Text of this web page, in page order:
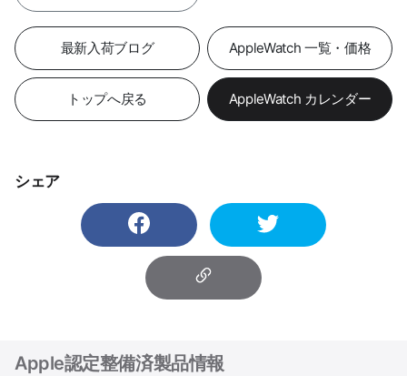
最新入荷ブログ AppleWatch 一覧・価格
トップへ戻る AppleWatch カレンダー
シェア
Apple認定整備済製品情報